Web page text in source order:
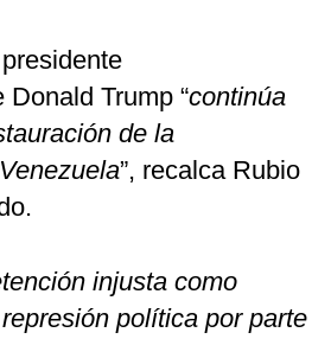
Trump “continúa
de la
”, recalca Rubio
injusta como
política por parte